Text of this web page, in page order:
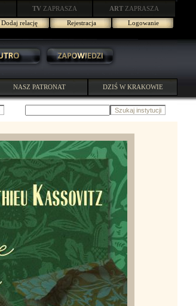
TV ZAPRASZA ART ZAPRASZA
Dodaj relację Rejestracja Logowanie
NASZ PATRONAT DZIŚ W KRAKOWIE